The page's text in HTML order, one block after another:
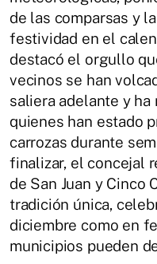
de las comparsas y
festividad en el
destacó el orgullo
vecinos se han
saliera adelante y
quienes han estado
carrozas durante
finalizar, el concejal
de San Juan y Cinco
tradición única,
diciembre como en
municipios pueden